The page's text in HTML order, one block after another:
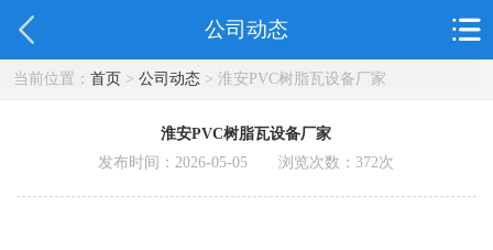
公司动态
当前位置： 首页> 公司动态> 淮安PVC树脂瓦设备厂家
淮安PVC树脂瓦设备厂家
发布时间：2026-05-05 浏览次数：372次